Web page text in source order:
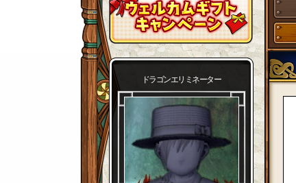
ドラゴンエリミネーター